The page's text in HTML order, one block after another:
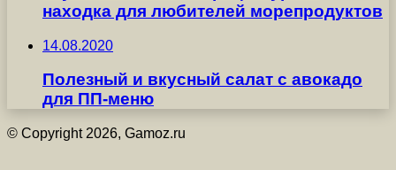
находка для любителей морепродуктов
14.08.2020
Полезный и вкусный салат с авокадо
для ПП-меню
© Copyright 2026, Gamoz.ru